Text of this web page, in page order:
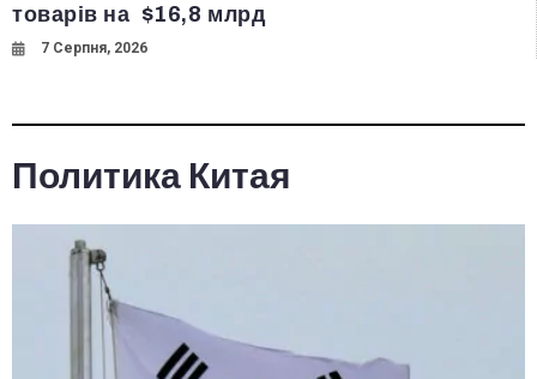
товарів на $16,8 млрд
7 Серпня, 2026
Политика Китая